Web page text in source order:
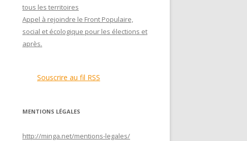
tous les territoires
Appel à rejoindre le Front Populaire,
social et écologique pour les élections et
après.
Souscrire au fil RSS
MENTIONS LÉGALES
http://minga.net/mentions-legales/